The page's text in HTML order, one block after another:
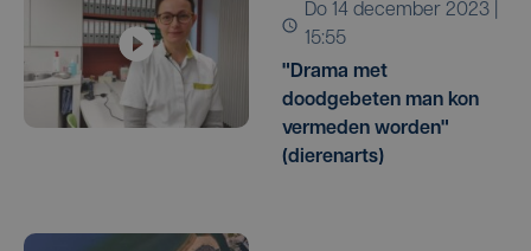
do 14 december 2023 |
15:55
"Drama met
doodgebeten man kon
vermeden worden"
(dierenarts)